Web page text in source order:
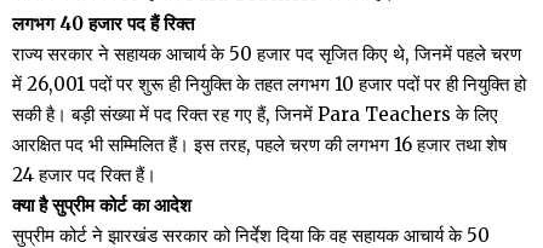
लगभग 40 हजार पद हैं रिक्त
राज्य सरकार ने सहायक आचार्य के 50 हजार पद सृजित किए थे, जिनमें पहले चरण
में 26,001 पदों पर शुरू ही नियुक्ति के तहत लगभग 10 हजार पदों पर ही नियुक्ति हो
सकी है। बड़ी संख्या में पद रिक्त रह गए हैं, जिनमें Para Teachers के लिए
आरक्षित पद भी सम्मिलित हैं। इस तरह, पहले चरण की लगभग 16 हजार तथा शेष
24 हजार पद रिक्त हैं।
क्या है सुप्रीम कोर्ट का आदेश
सुप्रीम कोर्ट ने झारखंड सरकार को निर्देश दिया कि वह सहायक आचार्य के 50